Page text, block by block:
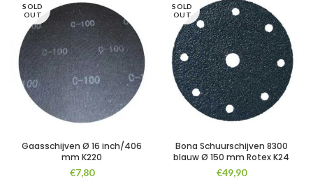
SOLD
OUT
Gaasschijven Ø 16 inch/406
mm K220
€7,80
SOLD
OUT
Bona Schuurschijven 8300
blauw Ø 150 mm Rotex K24
€49,90